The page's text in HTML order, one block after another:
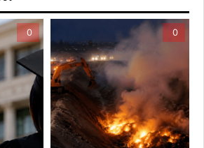
начали действовать новые
191
мира приехали на
область
149
первый класс: казахстанских
0 0